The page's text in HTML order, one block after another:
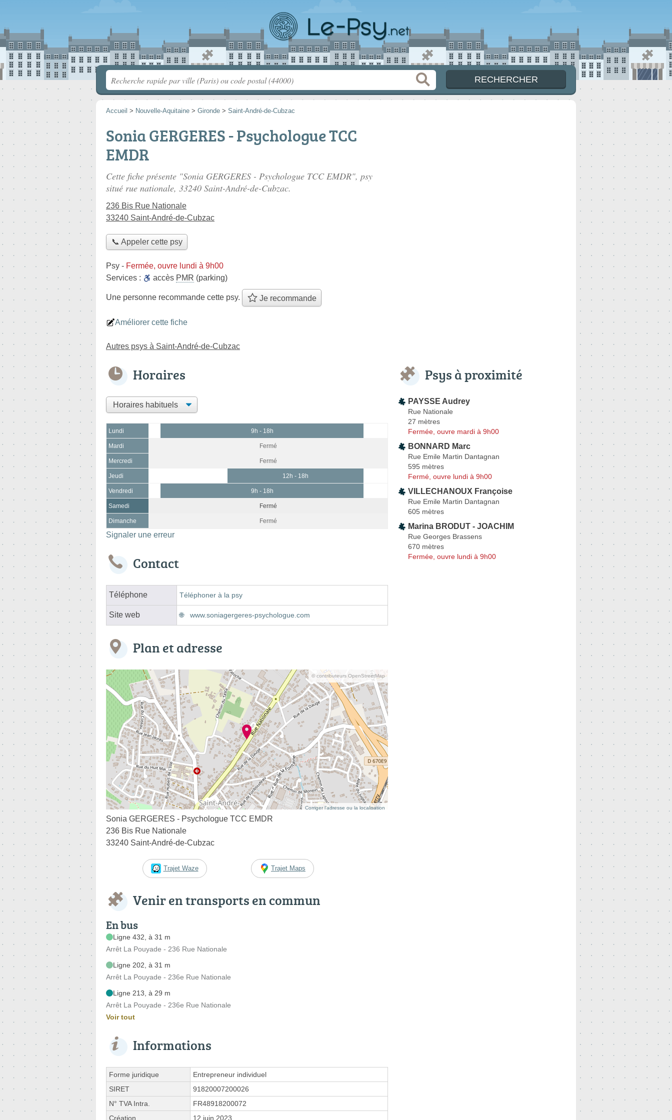
Accueil > Nouvelle-Aquitaine > Gironde > Saint-André-de-Cubzac
Sonia GERGERES - Psychologue TCC
EMDR
Cette fiche présente "Sonia GERGERES - Psychologue TCC EMDR", psy
situé rue nationale, 33240 Saint-André-de-Cubzac.
236 Bis Rue Nationale
33240 Saint-André-de-Cubzac
📞 Appeler cette psy
Psy - Fermée, ouvre lundi à 9h00
Services :
accès PMR (parking)
Une personne recommande cette psy. Je recommande
Améliorer cette fiche
Autres psys à Saint-André-de-Cubzac
Horaires
Lundi 9h - 18h
Mardi Fermé
Mercredi Fermé
Jeudi 12h - 18h
Vendredi 9h - 18h
Samedi Fermé
Dimanche Fermé
Signaler une erreur
Contact
Téléphone Téléphoner à la psy
Site web www.soniagergeres-psychologue.com
Plan et adresse
© contributeurs OpenStreetMap
Corriger l’adresse ou la localisation
Sonia GERGERES - Psychologue TCC EMDR
236 Bis Rue Nationale
33240 Saint-André-de-Cubzac
Trajet Waze Trajet Maps
Venir en transports en commun
En bus
Ligne 432, à 31 m
Arrêt La Pouyade - 236 Rue Nationale
Ligne 202, à 31 m
Arrêt La Pouyade - 236e Rue Nationale
Ligne 213, à 29 m
Arrêt La Pouyade - 236e Rue Nationale
Voir tout
Informations
Forme juridique
Entrepreneur individuel
SIRET
91820007200026
N° TVA Intra.
FR48918200072
Création
12 juin 2023
Psys à proximité
PAYSSE Audrey
Rue Nationale
27 mètres
Fermée, ouvre mardi à 9h00
BONNARD Marc
Rue Emile Martin Dantagnan
595 mètres
Fermé, ouvre lundi à 9h00
VILLECHANOUX Françoise
Rue Emile Martin Dantagnan
605 mètres
Marina BRODUT - JOACHIM
Rue Georges Brassens
670 mètres
Fermée, ouvre lundi à 9h00